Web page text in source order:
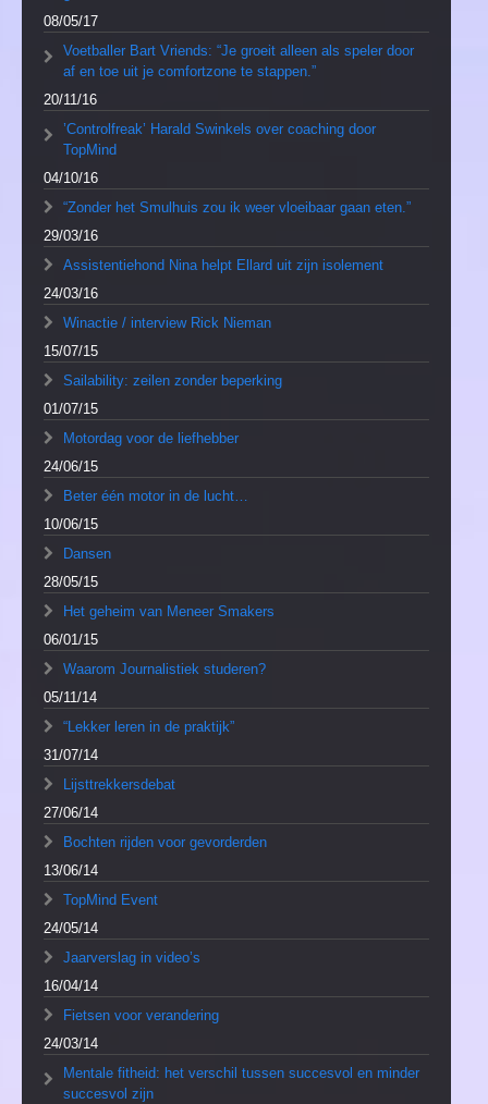
08/05/17
Voetballer Bart Vriends: “Je groeit alleen als speler door
af en toe uit je comfortzone te stappen.”
20/11/16
’Controlfreak’ Harald Swinkels over coaching door
TopMind
04/10/16
“Zonder het Smulhuis zou ik weer vloeibaar gaan eten.”
29/03/16
Assistentiehond Nina helpt Ellard uit zijn isolement
24/03/16
Winactie / interview Rick Nieman
15/07/15
Sailability: zeilen zonder beperking
01/07/15
Motordag voor de liefhebber
24/06/15
Beter één motor in de lucht…
10/06/15
Dansen
28/05/15
Het geheim van Meneer Smakers
06/01/15
Waarom Journalistiek studeren?
05/11/14
“Lekker leren in de praktijk”
31/07/14
Lijsttrekkersdebat
27/06/14
Bochten rijden voor gevorderden
13/06/14
TopMind Event
24/05/14
Jaarverslag in video’s
16/04/14
Fietsen voor verandering
24/03/14
Mentale fitheid: het verschil tussen succesvol en minder
succesvol zijn